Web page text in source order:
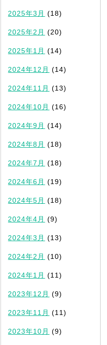
2025年3月 (18)
2025年2月 (20)
2025年1月 (14)
2024年12月 (14)
2024年11月 (13)
2024年10月 (16)
2024年9月 (14)
2024年8月 (18)
2024年7月 (18)
2024年6月 (19)
2024年5月 (18)
2024年4月 (9)
2024年3月 (13)
2024年2月 (10)
2024年1月 (11)
2023年12月 (9)
2023年11月 (11)
2023年10月 (9)